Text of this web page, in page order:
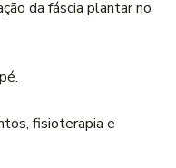
da fáscia plantar no
fisioterapia e